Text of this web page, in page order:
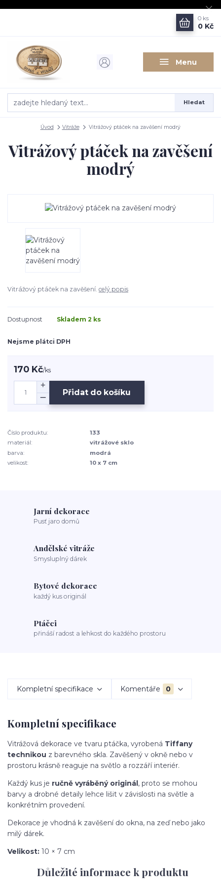
Menu
Hledat
0 ks
0 Kč
Úvod Vitráže Vitrážový ptáček na zavěšení modrý
Vitrážový ptáček na zavěšení
modrý
Vitrážový ptáček na zavěšení. celý popis
Dostupnost Skladem 2 ks
Nejsme plátci DPH
170 Kč/ks
Přidat do košíku
Číslo produktu:
133
materiál:
vitrážové sklo
barva:
modrá
velikost:
10 x 7 cm
Jarní dekorace
Pusť jaro domů
Andělské vitráže
Smysluplný dárek
Bytové dekorace
každý kus originál
Ptáčci
přináší radost a lehkost do každého prostoru
Kompletní specifikace Komentáře 0
Kompletní specifikace
Vitrážová dekorace ve tvaru ptáčka, vyrobená Tiffany
technikou z barevného skla. Zavěšený v okně nebo v
prostoru krásně reaguje na světlo a rozzáří interiér.
Každý kus je ručně vyráběný originál, proto se mohou
barvy a drobné detaily lehce lišit v závislosti na světle a
konkrétním provedení.
Dekorace je vhodná k zavěšení do okna, na zeď nebo jako
milý dárek.
Velikost: 10 × 7 cm
Důležité informace k produktu